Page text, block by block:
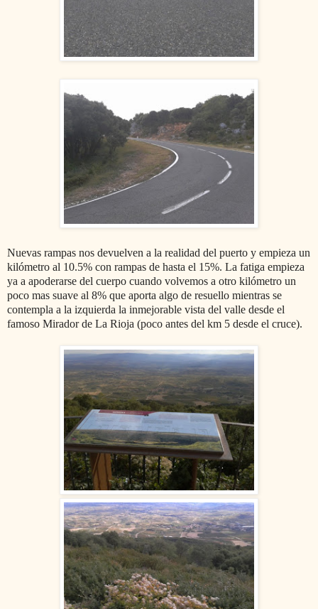
Nuevas rampas nos devuelven a la realidad del puerto y empieza un
kilómetro al 10.5% con rampas de hasta el 15%. La fatiga empieza
ya a apoderarse del cuerpo cuando volvemos a otro kilómetro un
poco mas suave al 8% que aporta algo de resuello mientras se
contempla a la izquierda la inmejorable vista del valle desde el
famoso Mirador de La Rioja (poco antes del km 5 desde el cruce).